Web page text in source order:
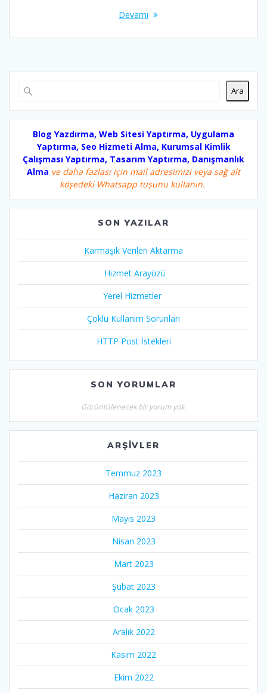
Devamı
Ara
Blog Yazdırma, Web Sitesi Yaptırma, Uygulama
Yaptırma, Seo Hizmeti Alma, Kurumsal Kimlik
Çalışması Yaptırma, Tasarım Yaptırma, Danışmanlık
Alma ve daha fazlası için mail adresimizi veya sağ alt
köşedeki Whatsapp tuşunu kullanın.
SON YAZILAR
Karmaşık Verileri Aktarma
Hizmet Arayüzü
Yerel Hizmetler
Çoklu Kullanım Sorunları
HTTP Post İstekleri
SON YORUMLAR
Görüntülenecek bir yorum yok.
ARŞIVLER
Temmuz 2023
Haziran 2023
Mayıs 2023
Nisan 2023
Mart 2023
Şubat 2023
Ocak 2023
Aralık 2022
Kasım 2022
Ekim 2022